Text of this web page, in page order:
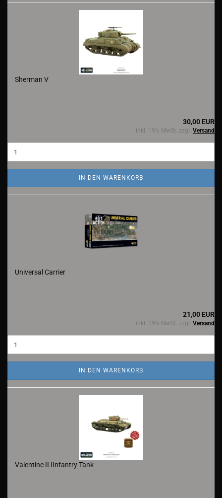
Sherman V
30,00 EUR
inkl. 19% MwSt. zzgl. Versand
IN DEN WARENKORB
Universal Carrier
21,00 EUR
inkl. 19% MwSt. zzgl. Versand
IN DEN WARENKORB
Valentine II IInfantry Tank